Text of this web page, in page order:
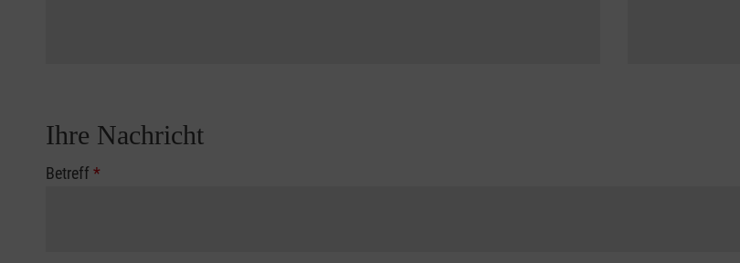
Ihre Nachricht
Betreff*